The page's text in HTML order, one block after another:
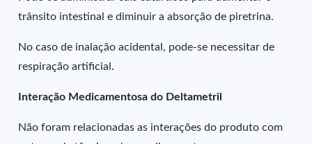
trânsito intestinal e diminuir a absorção de piretrina.
No caso de inalação acidental, pode-se necessitar de
respiração artificial.
Interação Medicamentosa do Deltametril
Não foram relacionadas as interações do produto com